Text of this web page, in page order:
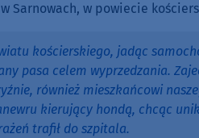
Sarnowach, w powiecie
kościerskiego, jadąc
pasa celem wyprzedzania.
również mieszkańcowi
kierujący hondą, chcąc
trafił do szpitala.